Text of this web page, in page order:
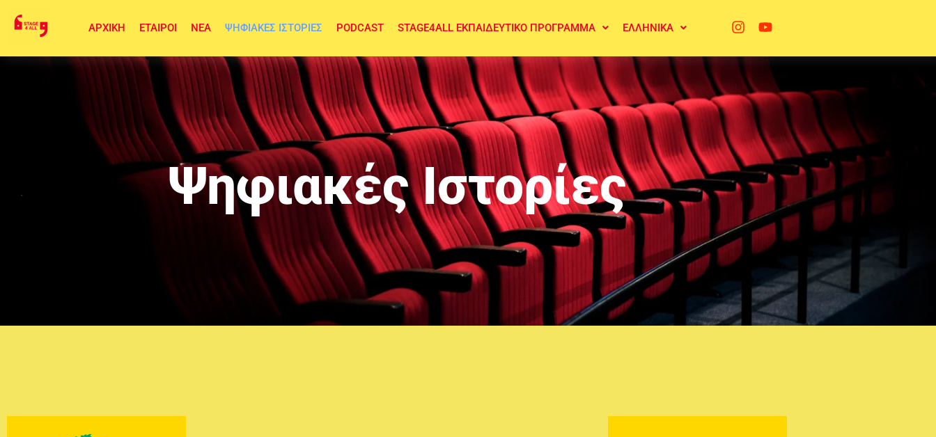
ΑΡΧΙΚΉ ΕΤΑΊΡΟΙ ΝΈΑ ΨΗΦΙΑΚΈΣ ΙΣΤΟΡΊΕΣ PODCAST STAGE4ALL ΕΚΠΑΙΔΕΥΤΙΚΌ ΠΡΌΓΡΑΜΜΑ ΕΛΛΗΝΙΚΆ
Ψηφιακές Ιστορίες